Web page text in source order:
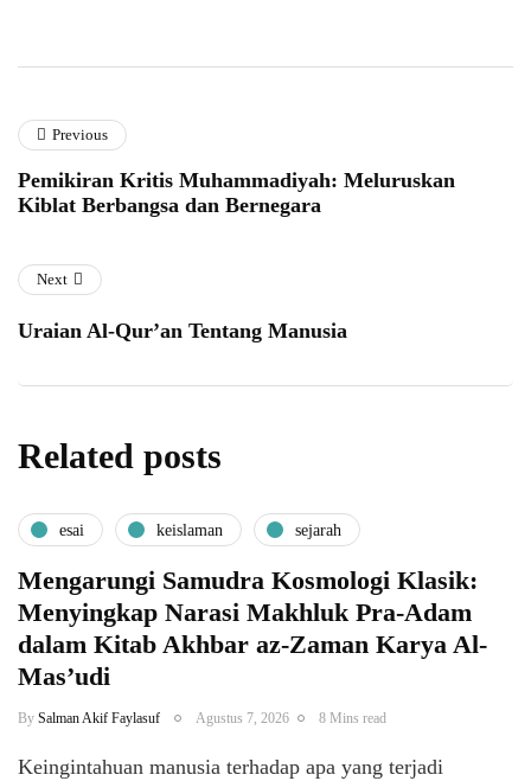
Previous
Pemikiran Kritis Muhammadiyah: Meluruskan
Kiblat Berbangsa dan Bernegara
Next
Uraian Al-Qur’an Tentang Manusia
Related posts
esai keislaman sejarah
Mengarungi Samudra Kosmologi Klasik:
Menyingkap Narasi Makhluk Pra-Adam
dalam Kitab Akhbar az-Zaman Karya Al-
Mas’udi
By Salman Akif Faylasuf Agustus 7, 2026 8 Mins read
Keingintahuan manusia terhadap apa yang terjadi